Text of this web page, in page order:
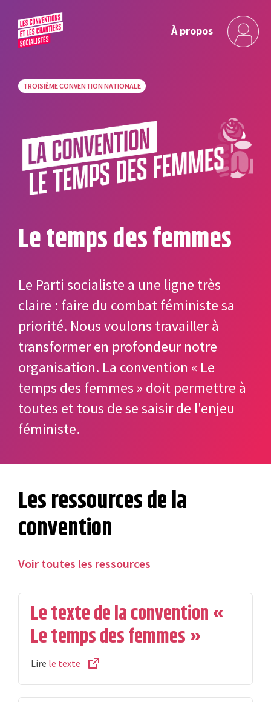
À propos
TROISIÈME CONVENTION NATIONALE
Le temps des femmes
Le Parti socialiste a une ligne très
claire : faire du combat féministe sa
priorité. Nous voulons travailler à
transformer en profondeur notre
organisation. La convention « Le
temps des femmes » doit permettre à
toutes et tous de se saisir de l'enjeu
féministe.
Les ressources de la
convention
Voir toutes les ressources
Le texte de la convention «
Le temps des femmes »
Lire le texte